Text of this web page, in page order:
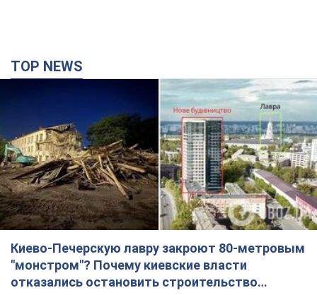
Киево-Печерскую лавру закроют 80-метровым
"монстром"? Почему киевские власти
отказались остановить строительство
небоскреба "московского верующего"
Какая реакция Кличко на петицию по отмене строительства
35 минут назад 2,0 т.
Российская армия совершила массированную
атаку на Одессу: горела историческая часть
города, есть пострадавшие. Фото и видео
Для террора враг применил ракеты и дроны
2 часа назад 51,4 т.